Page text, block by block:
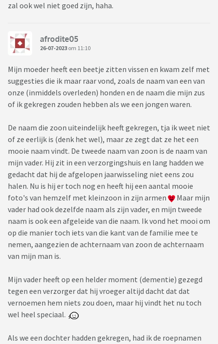
zal ook wel niet goed zijn, haha.
afrodite05
26-07-2023 om 11:10
Mijn moeder heeft een beetje zitten vissen en kwam zelf met
suggesties die ik maar raar vond, zoals de naam van een van
onze (inmiddels overleden) honden en de naam die mijn zus
of ik gekregen zouden hebben als we een jongen waren.
De naam die zoon uiteindelijk heeft gekregen, tja ik weet niet
of ze eerlijk is (denk het wel), maar ze zegt dat ze het een
mooie naam vindt. De tweede naam van zoon is de naam van
mijn vader. Hij zit in een verzorgingshuis en lang hadden we
gedacht dat hij de afgelopen jaarwisseling niet eens zou
halen. Nu is hij er toch nog en heeft hij een aantal mooie
foto's van hemzelf met kleinzoon in zijn armen
Maar mijn
vader had ook dezelfde naam als zijn vader, en mijn tweede
naam is ook een afgeleide van die naam. Ik vond het mooi om
op die manier toch iets van die kant van de familie mee te
nemen, aangezien de achternaam van zoon de achternaam
van mijn man is.
Mijn vader heeft op een helder moment (dementie) gezegd
tegen een verzorger dat hij vroeger altijd dacht dat dat
vernoemen hem niets zou doen, maar hij vindt het nu toch
wel heel speciaal.
Als we een dochter hadden gekregen, had ik de roepnamen